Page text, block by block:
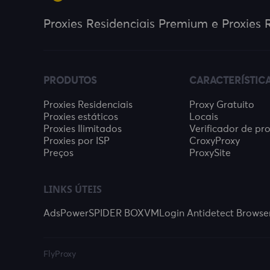
Proxies Residenciais Premium e Proxies
PRODUTOS
Proxies Residenciais
Proxies estáticos
Proxies Ilimitados
Proxies por ISP
Preços
Proxy Gratuito
Locais
Verificador de
CroxyProxy
ProxySite
LINKS ÚTEIS
AdsPowerSPIDER BOXVMLogin Antidetect
FlyProxy